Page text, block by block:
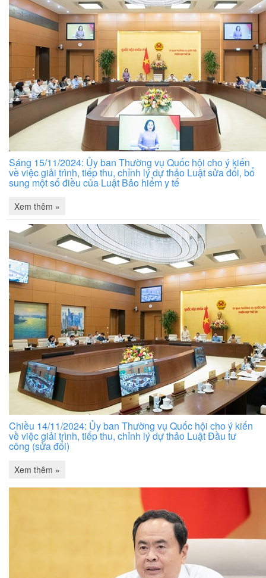
Sáng 15/11/2024: Ủy ban Thường vụ Quốc hội cho ý kiến
về việc giải trình, tiếp thu, chỉnh lý dự thảo Luật sửa đổi, bổ
sung một số điều của Luật Bảo hiểm y tế
Xem thêm »
Chiều 14/11/2024: Ủy ban Thường vụ Quốc hội cho ý kiến
về việc giải trình, tiếp thu, chỉnh lý dự thảo Luật Đầu tư
công (sửa đổi)
Xem thêm »